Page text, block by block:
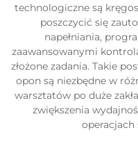
technologiczne są
poszczycić się
napełniania,
zaawansowanymi
złożone zadania. Takie
opon są niezbędne w
warsztatów po duże
zwiększenia
operacjach